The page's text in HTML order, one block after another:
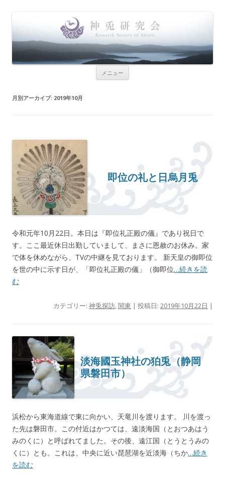
メニュー
月別アーカイブ: 2019年10月
即位の礼と日烏月兎
令和元年10月22日。本日は『即位礼正殿の儀』であり祝日で
す。ここ最近休日出勤していまして、まさに恩赦のお休み。家
で体を休めながら、TVの中継を見ております。 新天皇の御即位
を世の中に示す日が、「即位礼正殿の儀」（御即位…続きを読
む
カテゴリー: 神兎探訪,関東 | 投稿日: 2019年10月22日 |
淡海國玉神社の狛兎（静岡
県磐田市）
浜松から東海道線で東に向かい、天竜川を渡ります。 川を渡っ
た先は磐田市。この付近はかつては、遠淡海国（とおつあはう
みのくに）と呼ばれてました。その後、遠江国（とうとうみの
くに）とも。これは、中央に近い琵琶湖を近淡海（ちか…続き
を読む